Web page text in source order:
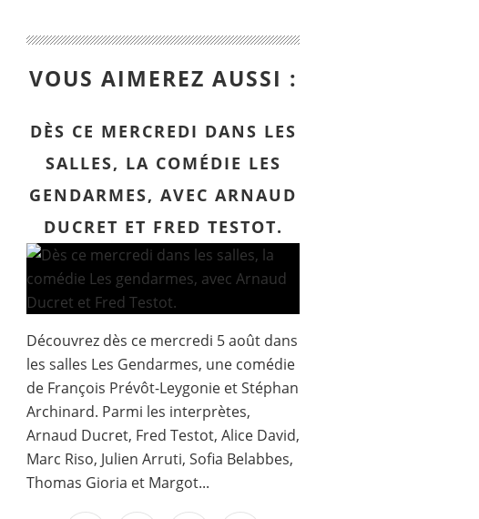
VOUS AIMEREZ AUSSI :
DÈS CE MERCREDI DANS LES
SALLES, LA COMÉDIE LES
GENDARMES, AVEC ARNAUD
DUCRET ET FRED TESTOT.
Découvrez dès ce mercredi 5 août dans
les salles Les Gendarmes, une comédie
de François Prévôt-Leygonie et Stéphan
Archinard. Parmi les interprètes,
Arnaud Ducret, Fred Testot, Alice David,
Marc Riso, Julien Arruti, Sofia Belabbes,
Thomas Gioria et Margot...